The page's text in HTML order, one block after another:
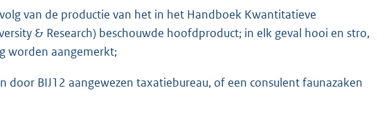
van de productie van het in het Handboek Kwantitatieve
& Research) beschouwde hoofdproduct; in elk geval hooi en stro,
worden aangemerkt;
door BIJ12 aangewezen taxatiebureau, of een consulent faunazaken